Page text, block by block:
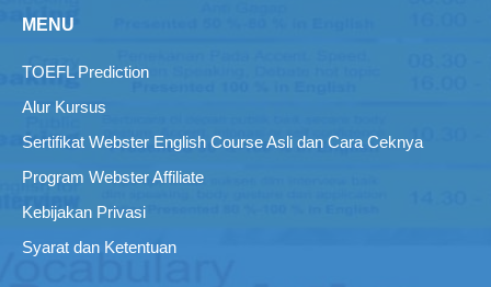
MENU
TOEFL Prediction
Alur Kursus
Sertifikat Webster English Course Asli dan Cara Ceknya
Program Webster Affiliate
Kebijakan Privasi
Syarat dan Ketentuan